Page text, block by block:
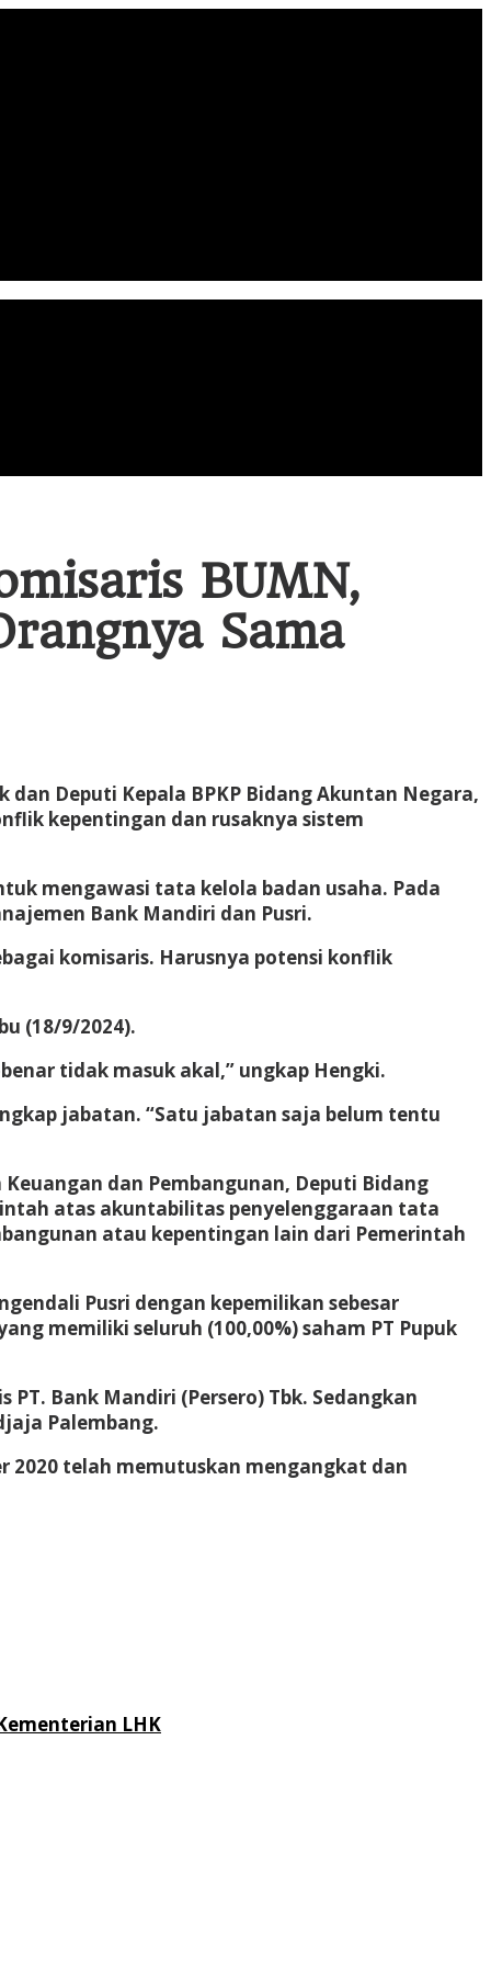
BUMN,
Sama
dan Deputi Kepala BPKP Bidang Akuntan Negara,
kepentingan dan rusaknya sistem
mengawasi tata kelola badan usaha. Pada
Bank Mandiri dan Pusri.
komisaris. Harusnya potensi konflik
(18/9/2024).
tidak masuk akal,” ungkap Hengki.
jabatan. “Satu jabatan saja belum tentu
dan Pembangunan, Deputi Bidang
atas akuntabilitas penyelenggaraan tata
atau kepentingan lain dari Pemerintah
Pusri dengan kepemilikan sebesar
memiliki seluruh (100,00%) saham PT Pupuk
Bank Mandiri (Persero) Tbk. Sedangkan
Palembang.
2020 telah memutuskan mengangkat dan
LHK